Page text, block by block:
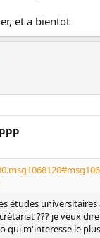
et a bientot
études universitaires
??? je veux
qui m'interesse le plus